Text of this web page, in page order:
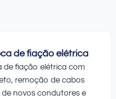
de fiação elétrica
de fiação elétrica com
remoção de cabos
novos condutores e